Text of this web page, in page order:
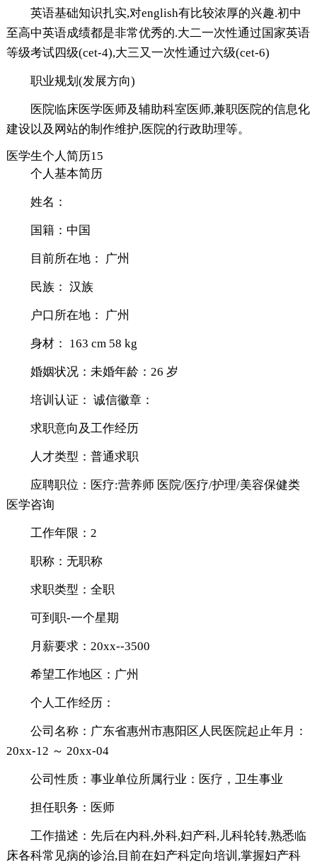
英语基础知识扎实,对english有比较浓厚的兴趣.初中
至高中英语成绩都是非常优秀的.大二一次性通过国家英语
等级考试四级(cet-4),大三又一次性通过六级(cet-6)
职业规划(发展方向)
医院临床医学医师及辅助科室医师,兼职医院的信息化
建设以及网站的制作维护,医院的行政助理等。
医学生个人简历15
个人基本简历
姓名：
国籍：中国
目前所在地： 广州
民族： 汉族
户口所在地： 广州
身材： 163 cm 58 kg
婚姻状况：未婚年龄：26 岁
培训认证： 诚信徽章：
求职意向及工作经历
人才类型：普通求职
应聘职位：医疗:营养师 医院/医疗/护理/美容保健类
医学咨询
工作年限：2
职称：无职称
求职类型：全职
可到职-一个星期
月薪要求：20xx--3500
希望工作地区：广州
个人工作经历：
公司名称：广东省惠州市惠阳区人民医院起止年月：
20xx-12 ～ 20xx-04
公司性质：事业单位所属行业：医疗，卫生事业
担任职务：医师
工作描述：先后在内科,外科,妇产科,儿科轮转,熟悉临
床各科常见病的诊治,目前在妇产科定向培训,掌握妇产科